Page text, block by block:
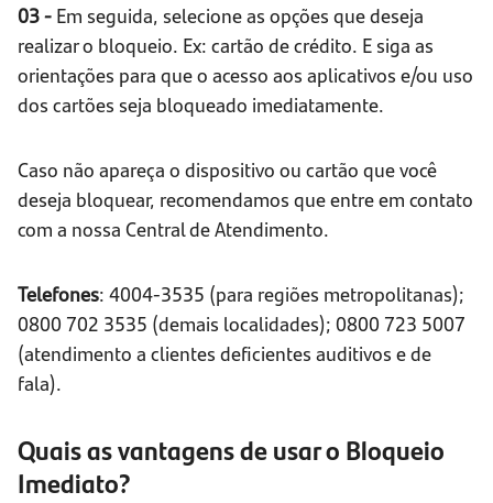
03 - Em seguida, selecione as opções que deseja
realizar o bloqueio. Ex: cartão de crédito. E siga as
orientações para que o acesso aos aplicativos e/ou uso
dos cartões seja bloqueado imediatamente.
Caso não apareça o dispositivo ou cartão que você
deseja bloquear, recomendamos que entre em contato
com a nossa Central de Atendimento.
Telefones: 4004-3535 (para regiões metropolitanas);
0800 702 3535 (demais localidades); 0800 723 5007
(atendimento a clientes deficientes auditivos e de
fala).
Quais as vantagens de usar o Bloqueio
Imediato?